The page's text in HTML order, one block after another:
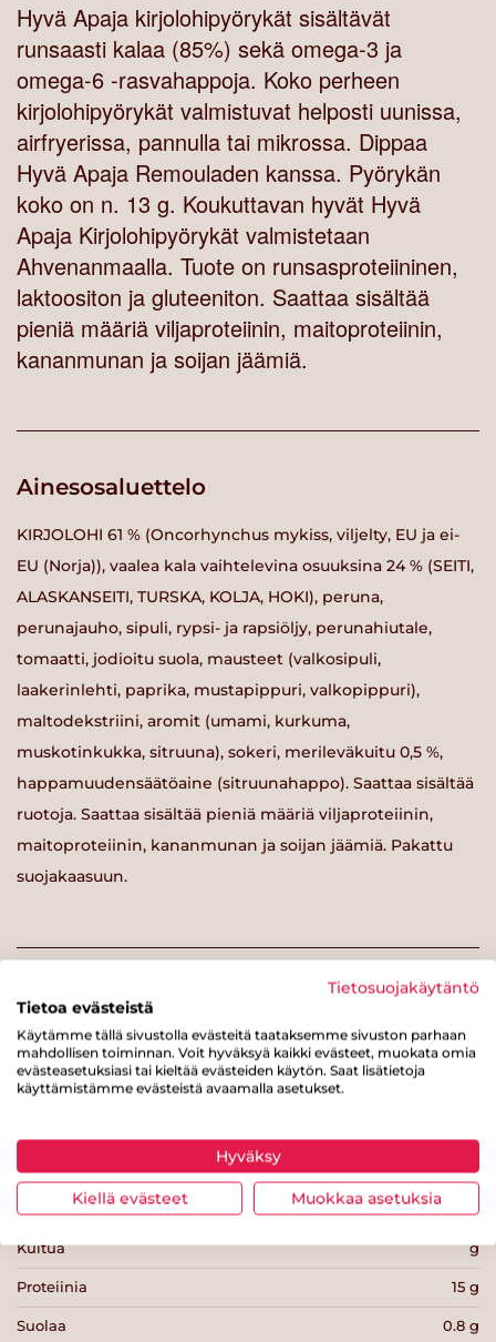
Hyvä Apaja kirjolohipyörykät sisältävät
runsaasti kalaa (85%) sekä omega-3 ja
omega-6 -rasvahappoja. Koko perheen
kirjolohipyörykät valmistuvat helposti uunissa,
airfryerissa, pannulla tai mikrossa. Dippaa
Hyvä Apaja Remouladen kanssa. Pyörykän
koko on n. 13 g. Koukuttavan hyvät Hyvä
Apaja Kirjolohipyörykät valmistetaan
Ahvenanmaalla. Tuote on runsasproteiininen,
laktoositon ja gluteeniton. Saattaa sisältää
pieniä määriä viljaproteiinin, maitoproteiinin,
kananmunan ja soijan jäämiä.
Ainesosaluettelo
KIRJOLOHI 61 % (Oncorhynchus mykiss, viljelty, EU ja ei-
EU (Norja)), vaalea kala vaihtelevina osuuksina 24 % (SEITI,
ALASKANSEITI, TURSKA, KOLJA, HOKI), peruna,
perunajauho, sipuli, rypsi- ja rapsiöljy, perunahiutale,
tomaatti, jodioitu suola, mausteet (valkosipuli,
laakerinlehti, paprika, mustapippuri, valkopippuri),
maltodekstriini, aromit (umami, kurkuma,
muskotinkukka, sitruuna), sokeri, merileväkuitu 0,5 %,
happamuudensäätöaine (sitruunahappo). Saattaa sisältää
ruotoja. Saattaa sisältää pieniä määriä viljaproteiinin,
maitoproteiinin, kananmunan ja soijan jäämiä. Pakattu
suojakaasuun.
Ravintosisältö / 100 g
Energiaa 234 kcal
Rasvaa
Hiilihydraatteja 9.2 g
josta sokereita 0.7 g
Kuitua g
Proteiinia 15 g
Suolaa 0.8 g
Tietosuojakäytäntö
Tietoa evästeistä
Käytämme tällä sivustolla evästeitä taataksemme sivuston parhaan
mahdollisen toiminnan. Voit hyväksyä kaikki evästeet, muokata omia
evästeasetuksiasi tai kieltää evästeiden käytön. Saat lisätietoja
käyttämistämme evästeistä avaamalla asetukset.
Hyväksy
Kiellä evästeet Muokkaa asetuksia